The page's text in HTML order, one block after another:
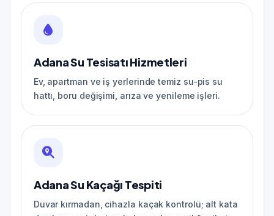
Adana Su Tesisatı Hizmetleri
Ev, apartman ve iş yerlerinde temiz su-pis su
hattı, boru değişimi, arıza ve yenileme işleri.
Adana Su Kaçağı Tespiti
Duvar kırmadan, cihazla kaçak kontrolü; alt kata